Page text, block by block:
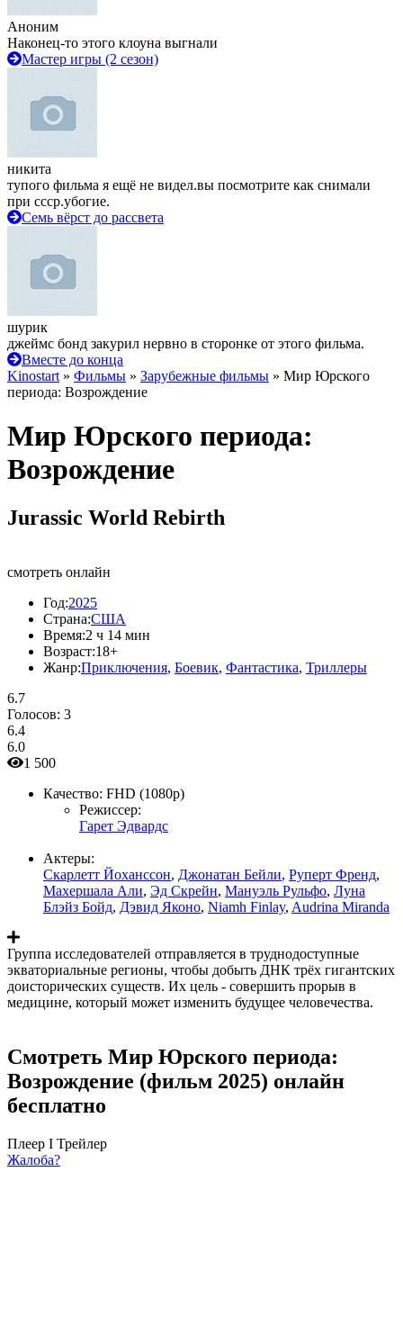
Аноним
Наконец-то этого клоуна выгнали
Мастер игры (2 сезон)
никита
тупого фильма я ещё не видел.вы посмотрите как снимали
при ссср.убогие.
Семь вёрст до рассвета
шурик
джеймс бонд закурил нервно в сторонке от этого фильма.
Вместе до конца
Kinostart » Фильмы » Зарубежные фильмы » Мир Юрского
периода: Возрождение
Мир Юрского периода:
Возрождение
Jurassic World Rebirth
смотреть онлайн
Год:2025
Страна:США
Время:2 ч 14 мин
Возраст:18+
Жанр:Приключения, Боевик, Фантастика, Триллеры
6.7
Голосов: 3
6.4
6.0
1 500
Качество: FHD (1080p)
Режиссер:
Гарет Эдвардс
Актеры:
Скарлетт Йоханссон, Джонатан Бейли, Руперт Френд,
Махершала Али, Эд Скрейн, Мануэль Рульфо, Луна
Блэйз Бойд, Дэвид Яконо, Niamh Finlay, Audrina Miranda
Группа исследователей отправляется в труднодоступные
экваториальные регионы, чтобы добыть ДНК трёх гигантских
доисторических существ. Их цель - совершить прорыв в
медицине, который может изменить будущее человечества.
Смотреть Мир Юрского периода:
Возрождение (фильм 2025) онлайн
бесплатно
Плеер I Трейлер
Жалоба?